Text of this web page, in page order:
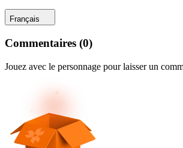
Français
Commentaires (0)
Jouez avec le personnage pour laisser un